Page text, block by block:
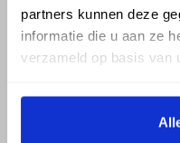
partners kunnen deze
informatie die u aan ze
verzameld op basis van
ASSORTIMENT
Hemelwaterafvoer
Drukleiding
Beregening